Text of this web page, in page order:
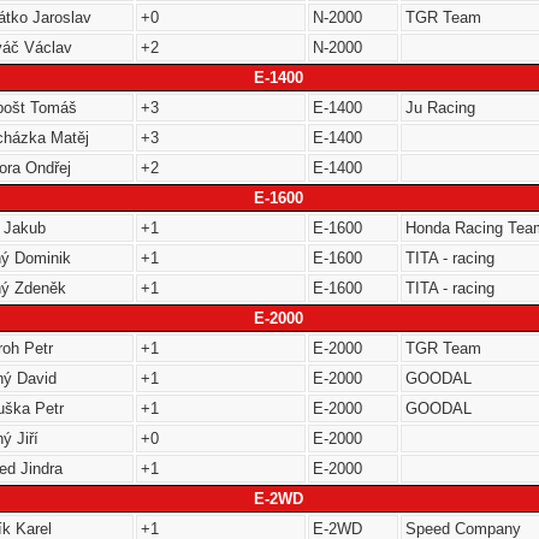
Jaroslav +0 N-2000
TGR Team
Václav
+2
N-2000
E-1400
Tomáš
+3 E-1400
Ju Racing
Matěj
+3
E-1400
Ondřej
+2
E-1400
E-1600
+1 E-1600
Honda Racing
Dominik
+1 E-1600
TITA - racing
Zdeněk
+1 E-1600
TITA - racing
E-2000
Petr
+1 E-2000
TGR Team
David
+1 E-2000
GOODAL
Petr
+1 E-2000
GOODAL
Jiří
+0
E-2000
Jindra
+1
E-2000
E-2WD
Karel
+1 E-2WD Speed Company